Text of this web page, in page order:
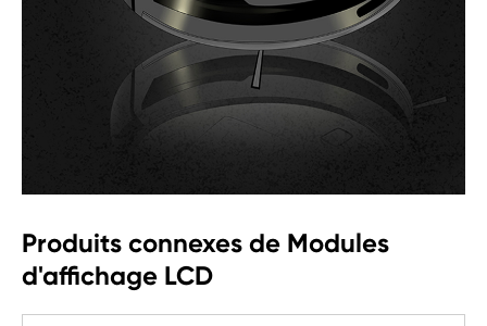
Produits connexes de Modules
d'affichage LCD